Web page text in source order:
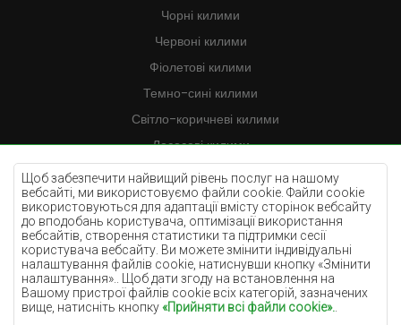
Щоб забезпечити найвищий рівень послуг на нашому
вебсайті, ми використовуємо файли cookie. Файли cookie
використовуються для адаптації вмісту сторінок вебсайту
до вподобань користувача, оптимізації використання
вебсайтів, створення статистики та підтримки сесії
користувача вебсайту. Ви можете змінити індивідуальні
налаштування файлів cookie, натиснувши кнопку «Змінити
налаштування».. Щоб дати згоду на встановлення на
Вашому пристрої файлів cookie всіх категорій, зазначених
вище, натисніть кнопку«Прийняти всі файли cookie».
Чорні килими
Червоні килими
Фіолетові килими
Темно-сині килими
Світло-коричневі килими
Лососеві килими
Кремові килими
Бузкові килими
Жовті килими
М'ятні килими
Блакитні килими
Помаранчеві килими